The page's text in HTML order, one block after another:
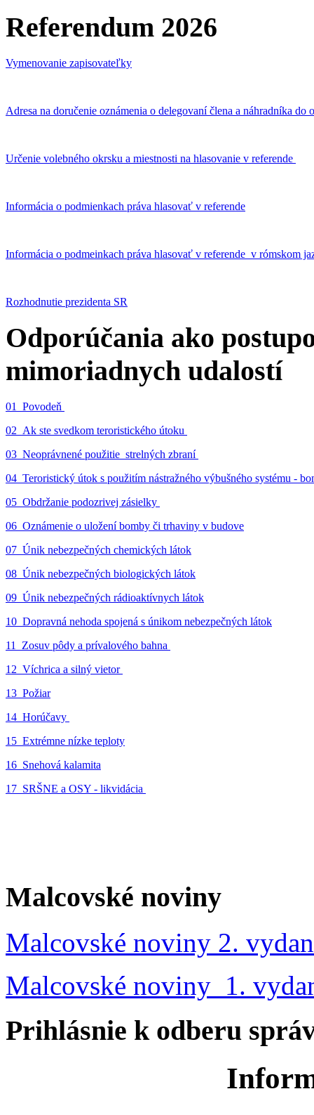
Referendum 2026
Vymenovanie zapisovateľky
Adresa na doručenie oznámenia o delegovaní člena a náhradníka
Určenie volebného okrsku a miestnosti na hlasovanie v referende
Informácia o podmienkach práva hlasovať v referende
Informácia o podmeinkach práva hlasovať v referende v rómskom
Rozhodnutie prezidenta SR
Odporúčania ako
mimoriadnych udalostí
01_Povodeň
02_Ak ste svedkom teroristického útoku
03_Neoprávnené použitie strelných zbraní
04_Teroristický útok s použitím nástražného výbušného systému -
05_Obdržanie podozrivej zásielky
06_Oznámenie o uložení bomby či trhaviny v budove
07_Únik nebezpečných chemických látok
08_Únik nebezpečných biologických látok
09_Únik nebezpečných rádioaktívnych látok
10_Dopravná nehoda spojená s únikom nebezpečných látok
11_Zosuv pôdy a prívalového bahna
12_Víchrica a silný vietor
13_Požiar
14_Horúčavy
15_Extrémne nízke teploty
16_Snehová kalamita
17_SRŠNE a OSY - likvidácia
Malcovské noviny
Malcovské noviny 2.
Malcovské noviny 1.
Prihlásnie k odberu